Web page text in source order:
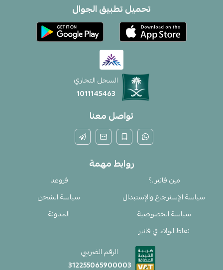
تحميل تطبيق الجوال
السجل التجاري
1011145463
تواصل معنا
روابط مهمة
مين فانير..؟
فروعنا
سياسة الإسترجاع والإستبدال
سياسة الشحن
سياسة الخصوصية
المدونة
نقاط الولاء في فانير
الرقم الضريبي
312255065900003